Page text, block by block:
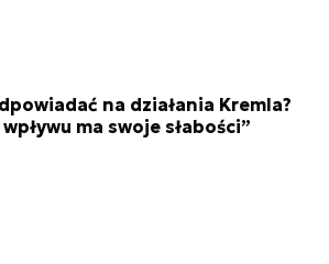
na działania Kremla?
ma swoje słabości”